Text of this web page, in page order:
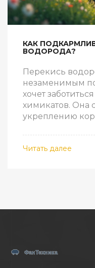
КАК
ВОДОРОДА?
Перекись
незаменимым
хочет
химикатов. Она
укреплению
Важное
перекиси – это
Читать далее